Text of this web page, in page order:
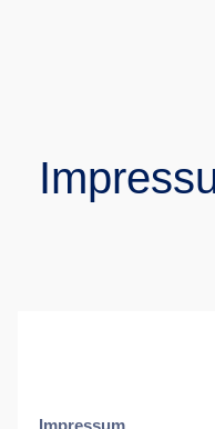
Impressum